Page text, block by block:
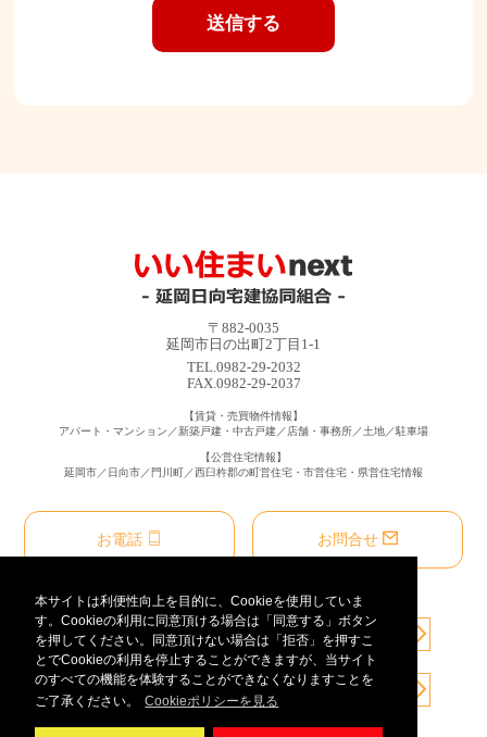
本サイトは利便性向上を目的に、Cookieを使用していま
す。Cookieの利用に同意頂ける場合は「同意する」ボタン
を押してください。同意頂けない場合は「拒否」を押すこ
とでCookieの利用を停止することができますが、当サイト
のすべての機能を体験することができなくなりますことを
ご了承ください。
Cookieポリシーを見る
〒882-0035
延岡市日の出町2丁目1-1
TEL.0982-29-2032
FAX.0982-29-2037
【賃貸・売買物件情報】
アパート・マンション／新築戸建・中古戸建／店舗・事務所／土地／駐車場
【公営住宅情報】
延岡市／日向市／門川町／西臼杵郡の町営住宅・市営住宅・県営住宅情報
お電話 お問合せ